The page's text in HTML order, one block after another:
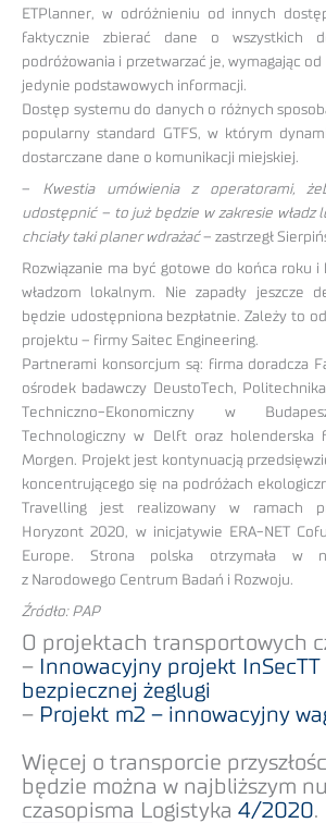
ETPlanner, w odróżnieniu od innych
faktycznie zbierać dane o wszystkich
podróżowania i przetwarzać je, wymagając
jedynie podstawowych informacji.
Dostęp systemu do danych o różnych
popularny standard GTFS, w którym
dostarczane dane o komunikacji miejskiej.
– Kwestia umówienia z operatorami,
udostępnić – to już będzie w zakresie władz
chciały taki planer wdrażać– zastrzegł
Rozwiązanie ma być gotowe do końca roku
władzom lokalnym. Nie zapadły jeszcze
będzie udostępniona bezpłatnie. Zależy to
projektu – firmy Saitec Engineering.
Partnerami konsorcjum są: firma doradcza
ośrodek badawczy DeustoTech,
Techniczno-Ekonomiczny w
Technologiczny w Delft oraz holenderska
Morgen. Projekt jest kontynuacją
koncentrującego się na podróżach
Travelling jest realizowany w ramach
Horyzont 2020, w inicjatywie ERA-NET
Europe. Strona polska otrzymała w
z Narodowego Centrum Badań i Rozwoju.
Źródło: PAP
O projektach transportowych
– Innowacyjny projekt InSecTT
bezpiecznej żeglugi
– Projekt m2 – innowacyjny
Więcej o transporcie
będzie można w najbliższym
czasopisma Logistyka 4/2020.